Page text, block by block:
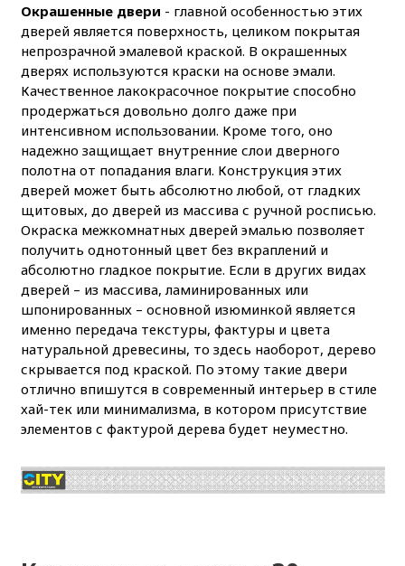
Окрашенные двери - главной особенностью этих
дверей является поверхность, целиком покрытая
непрозрачной эмалевой краской. В окрашенных
дверях используются краски на основе эмали.
Качественное лакокрасочное покрытие способно
продержаться довольно долго даже при
интенсивном использовании. Кроме того, оно
надежно защищает внутренние слои дверного
полотна от попадания влаги. Конструкция этих
дверей может быть абсолютно любой, от гладких
щитовых, до дверей из массива с ручной росписью.
Окраска межкомнатных дверей эмалью позволяет
получить однотонный цвет без вкраплений и
абсолютно гладкое покрытие. Если в других видах
дверей – из массива, ламинированных или
шпонированных – основной изюминкой является
именно передача текстуры, фактуры и цвета
натуральной древесины, то здесь наоборот, дерево
скрывается под краской. По этому такие двери
отлично впишутся в современный интерьер в стиле
хай-тек или минимализма, в котором присутствие
элементов с фактурой дерева будет неуместно.